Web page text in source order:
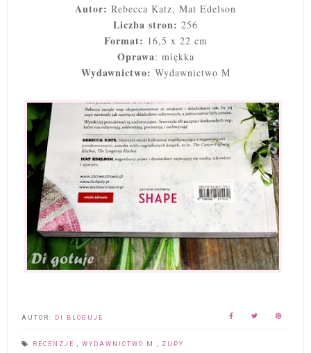
Autor: Rebecca Katz, Mat Edelson
Liczba stron: 256
Format: 16,5 x 22 cm
Oprawa: miękka
Wydawnictwo: Wydawnictwo M
AUTOR: DI BLOGUJE
RECENZJE WYDAWNICTWO M ZUPY